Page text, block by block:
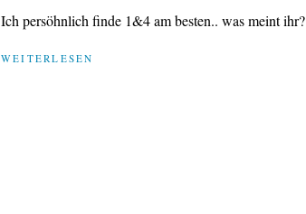
Ich persöhnlich finde 1&4 am besten.. was meint ihr?
WEITERLESEN